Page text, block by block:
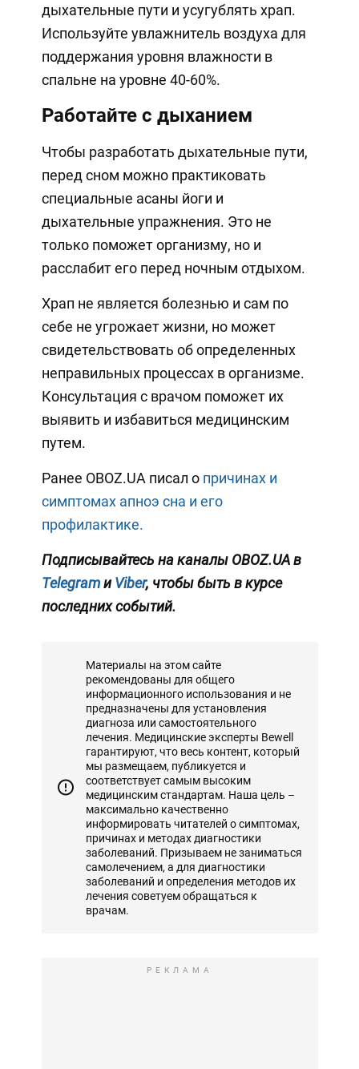
дыхательные пути и усугублять храп.
Используйте увлажнитель воздуха для
поддержания уровня влажности в
спальне на уровне 40-60%.
Работайте с дыханием
Чтобы разработать дыхательные пути,
перед сном можно практиковать
специальные асаны йоги и
дыхательные упражнения. Это не
только поможет организму, но и
расслабит его перед ночным отдыхом.
Храп не является болезнью и сам по
себе не угрожает жизни, но может
свидетельствовать об определенных
неправильных процессах в организме.
Консультация с врачом поможет их
выявить и избавиться медицинским
путем.
Ранее OBOZ.UA писал о причинах и
симптомах апноэ сна и его
профилактике.
Подписывайтесь на каналы OBOZ.UA в
TelegramиViber, чтобы быть в курсе
последних событий.
Материалы на этом сайте
рекомендованы для общего
информационного использования и не
предназначены для установления
диагноза или самостоятельного
лечения. Медицинские эксперты Bewell
гарантируют, что весь контент, который
мы размещаем, публикуется и
соответствует самым высоким
медицинским стандартам. Наша цель –
максимально качественно
информировать читателей о симптомах,
причинах и методах диагностики
заболеваний. Призываем не заниматься
самолечением, а для диагностики
заболеваний и определения методов их
лечения советуем обращаться к
врачам.
РЕКЛАМА